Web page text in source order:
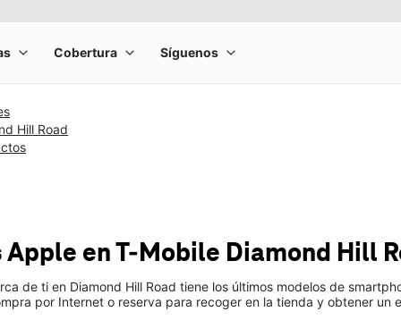
Hill Road
Apple en T-Mobile Diamond Hill
de ti en Diamond Hill Road tiene los últimos modelos de
por Internet o reserva para recoger en la tienda y obtener